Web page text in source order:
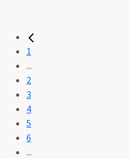
1
...
2
3
4
5
6
...